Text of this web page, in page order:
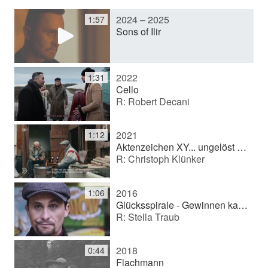
y
V
i
d
e
o
1:57
2024 – 2025
Sons of Ilir
1:31
2022
Cello
R: Robert Decani
1:12
2021
Aktenzeichen XY... ungelöst (Documentary drama)
R: Christoph Klünker
1:06
2016
Glücksspirale - Gewinnen kann jeder mal (Wettbewerbsbeitrag) (Commercial)
R: Stella Traub
0:44
2018
Flachmann